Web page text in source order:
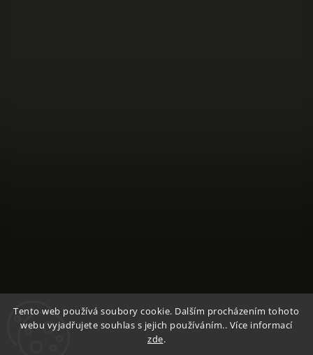
Tento web používá soubory cookie. Dalším procházením tohoto
webu vyjadřujete souhlas s jejich používáním.. Více informací
zde.
Sledovat na Instagramu